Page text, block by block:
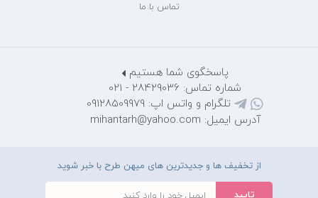
تماس با ما
پاسخگوی شما هستیم
شماره تماس: 28429036 - 021
تلگرام و واتس اپ: 09128509979
آدرس ایمیل: mihantarh@yahoo.com
از تخفیف ها و جدیدترین های میهن طرح با خبر شوید